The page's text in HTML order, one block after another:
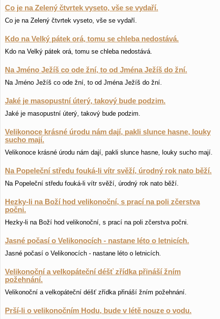
Co je na Zelený čtvrtek vyseto, vše se vydaří.
Co je na Zelený čtvrtek vyseto, vše se vydaří.
Kdo na Velký pátek orá, tomu se chleba nedostává.
Kdo na Velký pátek orá, tomu se chleba nedostává.
Na Jméno Ježíš co ode žní, to od Jména Ježíš do žní.
Na Jméno Ježíš co ode žní, to od Jména Ježíš do žní.
Jaké je masopustní úterý, takový bude podzim.
Jaké je masopustní úterý, takový bude podzim.
Velikonoce krásné úrodu nám dají, pakli slunce hasne, louky
sucho mají.
Velikonoce krásné úrodu nám dají, pakli slunce hasne, louky sucho mají.
Na Popeleční středu fouká-li vítr svěží, úrodný rok nato běží.
Na Popeleční středu fouká-li vítr svěží, úrodný rok nato běží.
Hezky-li na Boží hod velikonoční, s prací na poli zčerstva
počni.
Hezky-li na Boží hod velikonoční, s prací na poli zčerstva počni.
Jasné počasí o Velikonocích - nastane léto o letnicích.
Jasné počasí o Velikonocích - nastane léto o letnicích.
Velikonoční a velkopáteční déšť zřídka přináší žním
požehnání.
Velikonoční a velkopáteční déšť zřídka přináší žním požehnání.
Prší-li o velikonočním Hodu, bude v létě nouze o vodu.